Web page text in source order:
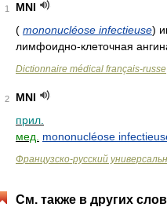
1
MNI
( mononucléose infectieuse)
лимфоидно-клеточная
Dictionnaire médical français-russe
2
MNI
прил.
мед.
mononucléose
Французско-русский
См. также в других